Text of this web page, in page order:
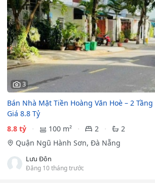
3
Bán Nhà Mặt Tiền Hoàng Văn Hoè – 2
Giá 8.8 Tỷ
8.8 tỷ
100 m² 2
2
Quận Ngũ Hành Sơn, Đà Nẵng
Lưu Đôn
Đăng 10 tháng trước